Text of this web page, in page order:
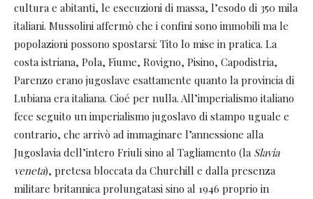
cultura e abitanti, le esecuzioni di massa, l’esodo di 350 mila
italiani. Mussolini affermò che i confini sono immobili ma le
popolazioni possono spostarsi: Tito lo mise in pratica. La
costa istriana, Pola, Fiume, Rovigno, Pisino, Capodistria,
Parenzo erano jugoslave esattamente quanto la provincia di
Lubiana era italiana. Cioé per nulla. All’imperialismo italiano
fece seguito un imperialismo jugoslavo di stampo uguale e
contrario, che arrivò ad immaginare l’annessione alla
Jugoslavia dell’intero Friuli sino al Tagliamento (la Slavia
veneta), pretesa bloccata da Churchill e dalla presenza
militare britannica prolungatasi sino al 1946 proprio in